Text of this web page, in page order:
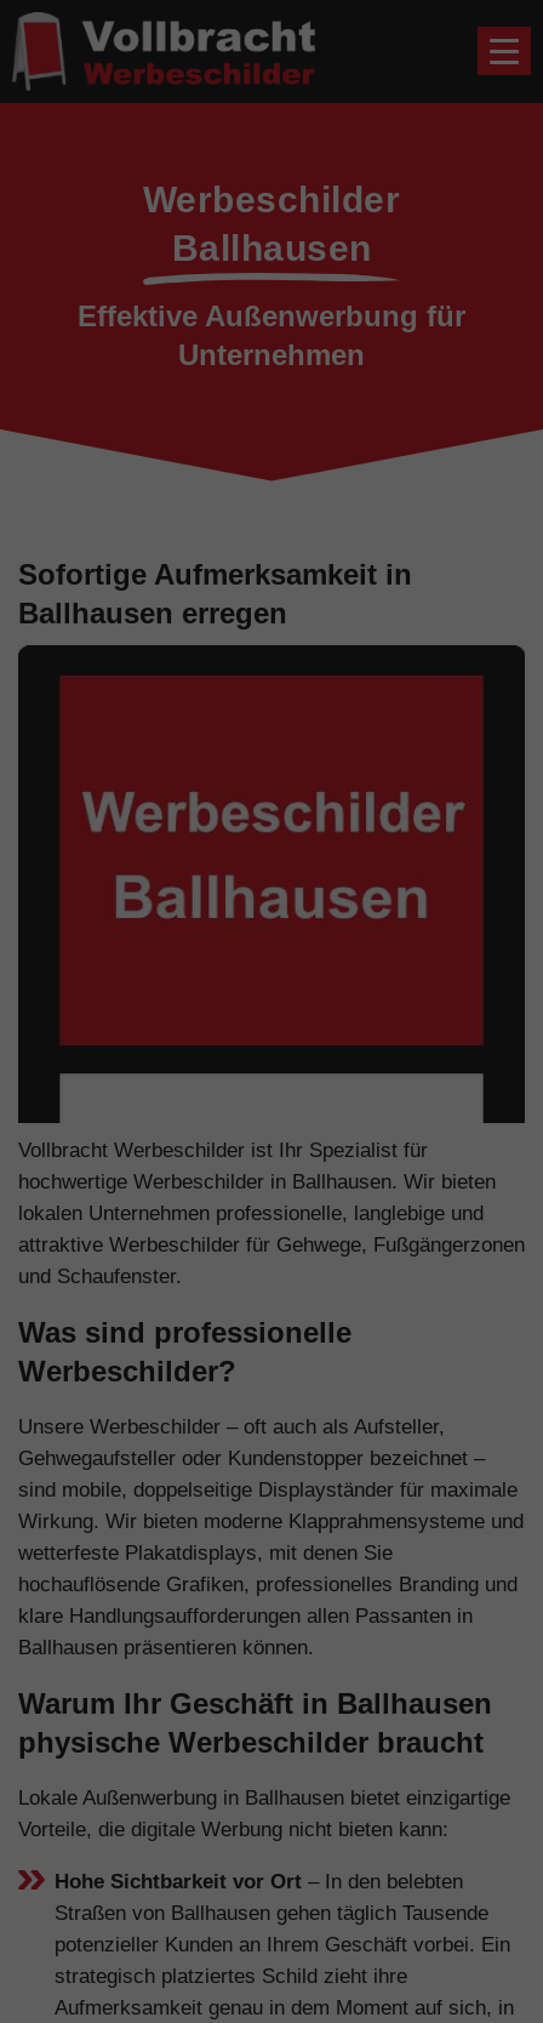
Werbeschilder
Ballhausen
Effektive Außenwerbung für
Unternehmen
Sofortige Aufmerksamkeit in
Ballhausen erregen
Vollbracht Werbeschilder ist Ihr Spezialist für
hochwertige Werbeschilder in Ballhausen. Wir bieten
lokalen Unternehmen professionelle, langlebige und
attraktive Werbeschilder für Gehwege, Fußgängerzonen
und Schaufenster.
Was sind professionelle
Werbeschilder?
Unsere Werbeschilder – oft auch als Aufsteller,
Gehwegaufsteller oder Kundenstopper bezeichnet –
sind mobile, doppelseitige Displayständer für maximale
Wirkung. Wir bieten moderne Klapprahmensysteme und
wetterfeste Plakatdisplays, mit denen Sie
hochauflösende Grafiken, professionelles Branding und
klare Handlungsaufforderungen allen Passanten in
Ballhausen präsentieren können.
Warum Ihr Geschäft in Ballhausen
physische Werbeschilder braucht
Lokale Außenwerbung in Ballhausen bietet einzigartige
Vorteile, die digitale Werbung nicht bieten kann:
Hohe Sichtbarkeit vor Ort – In den belebten
Straßen von Ballhausen gehen täglich Tausende
potenzieller Kunden an Ihrem Geschäft vorbei. Ein
strategisch platziertes Schild zieht ihre
Aufmerksamkeit genau in dem Moment auf sich, in